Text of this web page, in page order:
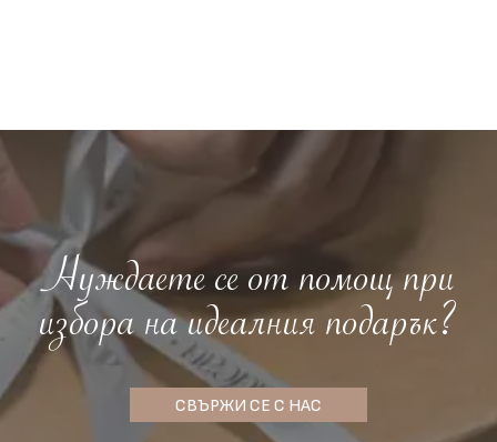
Нуждаете се от помощ при
избора на идеалния подарък?
СВЪРЖИ СЕ С НАС